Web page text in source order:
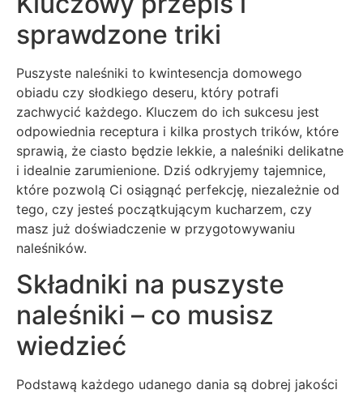
sprawdzone triki
Puszyste naleśniki to kwintesencja domowego
obiadu czy słodkiego deseru, który potrafi
zachwycić każdego. Kluczem do ich sukcesu jest
odpowiednia receptura i kilka prostych trików, które
sprawią, że ciasto będzie lekkie, a naleśniki delikatne
i idealnie zarumienione. Dziś odkryjemy tajemnice,
które pozwolą Ci osiągnąć perfekcję, niezależnie od
tego, czy jesteś początkującym kucharzem, czy
masz już doświadczenie w przygotowywaniu
naleśników.
Składniki na puszyste
naleśniki – co musisz
wiedzieć
Podstawą każdego udanego dania są dobrej jakości